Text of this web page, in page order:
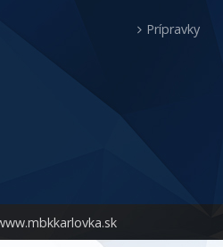
Prípravky